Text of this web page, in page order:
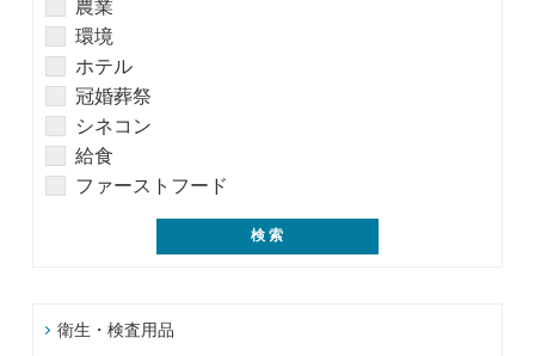
農業
環境
ホテル
冠婚葬祭
シネコン
給食
ファーストフード
衛生・検査用品